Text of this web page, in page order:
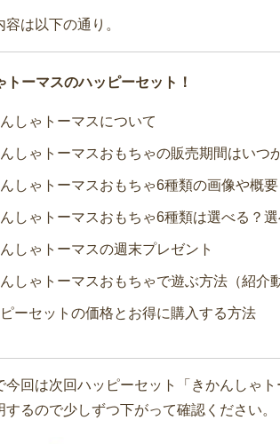
は以下の通り。
トーマスのハッピーセット！
しゃトーマスについて
しゃトーマスおもちゃの販売期間はいつ
しゃトーマスおもちゃ6種類の画像や概要
しゃトーマスおもちゃ6種類は選べる？
しゃトーマスの週末プレゼント
しゃトーマスおもちゃで遊ぶ方法（紹介
ーセットの価格とお得に購入する方法
今回は次回ハッピーセット「きかんしゃ
するので少しずつ下がって確認ください。